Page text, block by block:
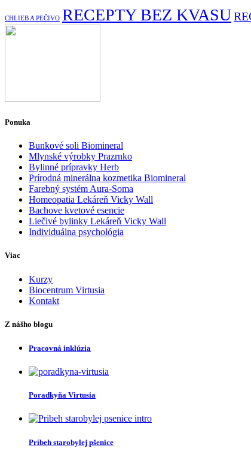
CHLIEB A PEČIVO RECEPTY BEZ KVASU
Ponuka
Bunkové soli Biomineral
Mlynské výrobky Prazrnko
Bylinné prípravky Herb
Prírodná minerálna kozmetika Biomineral
Farebný systém Aura-Soma
Homeopatia Lekáreň Vicky Wall
Bachove kvetové esencie
Liečivé bylinky Lekáreň Vicky Wall
Individuálna psychológia
Viac
Kurzy
Biocentrum Virtusia
Kontakt
Z nášho blogu
Pracovná inklúzia
Poradkyňa Virtusia
Príbeh starobylej pšenice